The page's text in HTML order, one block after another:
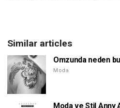
Similar articles
Omzunda neden
Moda
Moda ve Stil Anny